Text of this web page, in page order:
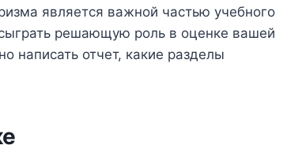
является важной частью учебного
решающую роль в оценке вашей
написать отчет, какие разделы